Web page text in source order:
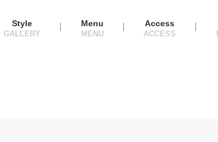
Style Menu Access